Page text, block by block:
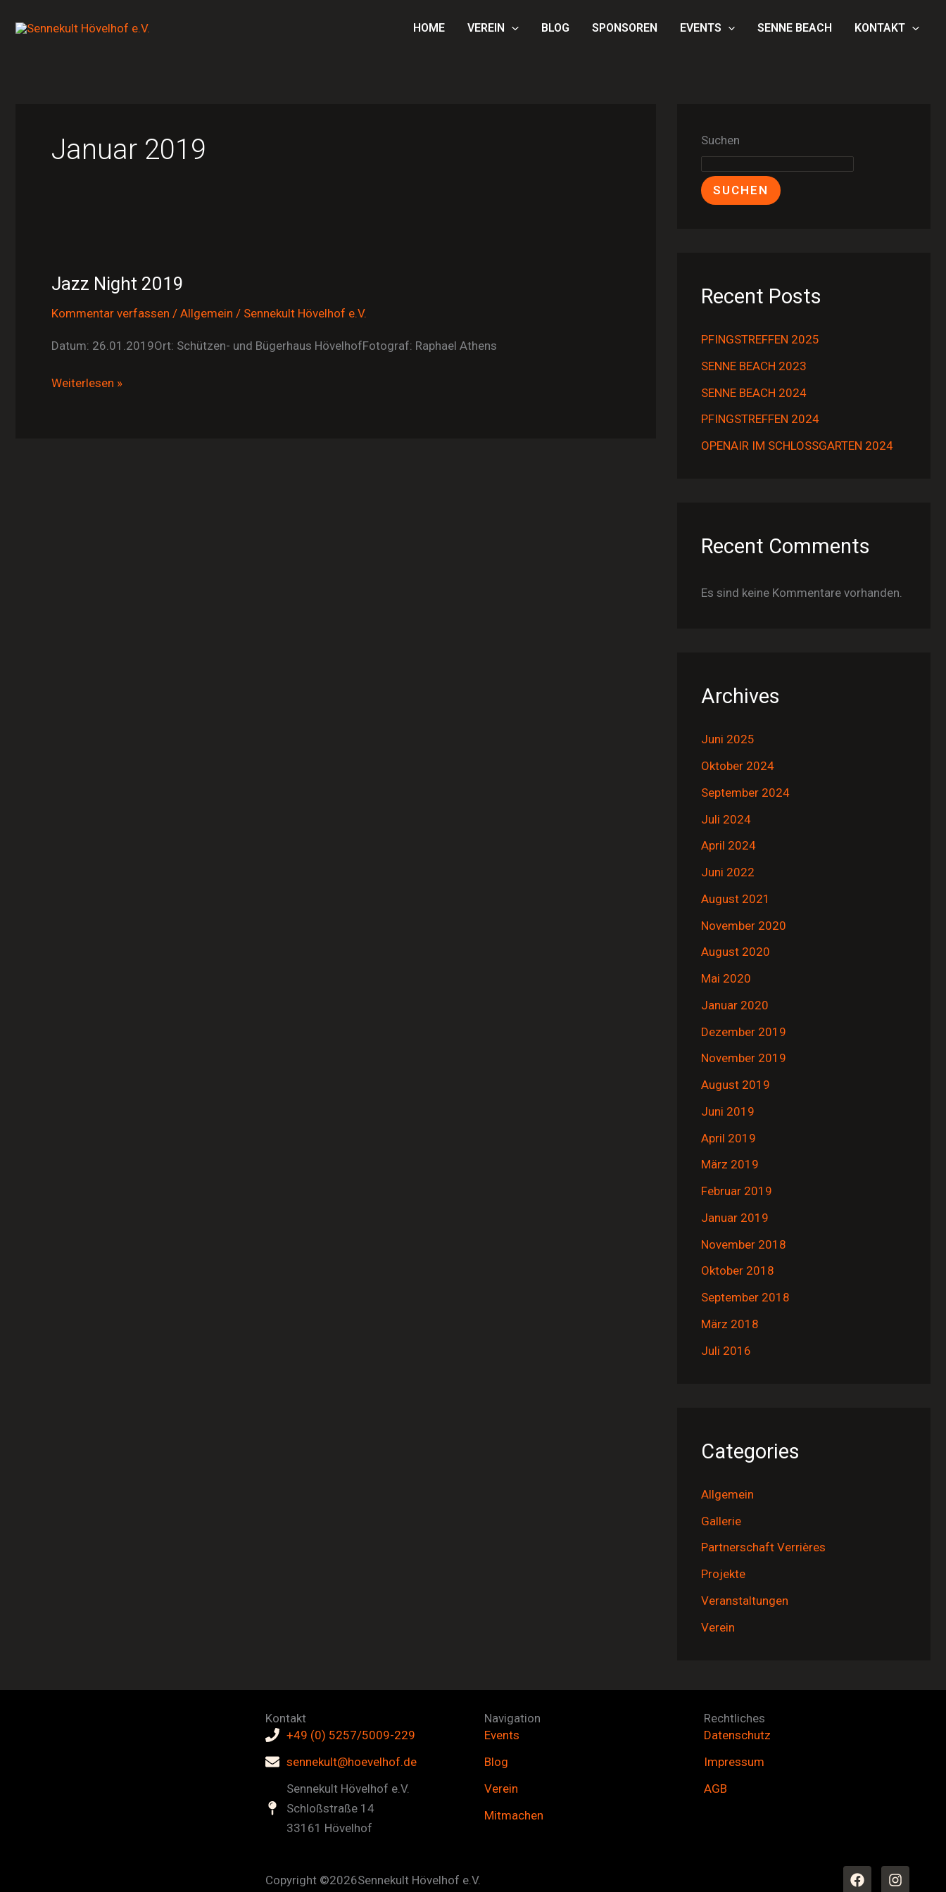
Inhalt
HOME VEREIN BLOG SPONSOREN EVENTS SENNE BEACH KONTAKT
Januar 2019
Jazz Night 2019
Kommentar verfassen / Allgemein / Sennekult Hövelhof e.V.
Datum: 26.01.2019Ort: Schützen- und Bügerhaus HövelhofFotograf: Raphael Athens
2019
Weiterlesen »
Suchen
SUCHEN
Recent Posts
PFINGSTREFFEN 2025
SENNE BEACH 2023
SENNE BEACH 2024
PFINGSTREFFEN 2024
OPENAIR IM SCHLOSSGARTEN 2024
Recent Comments
Es sind keine Kommentare vorhanden.
Archives
Juni 2025
Oktober 2024
September 2024
Juli 2024
April 2024
Juni 2022
August 2021
November 2020
August 2020
Mai 2020
Januar 2020
Dezember 2019
November 2019
August 2019
Juni 2019
April 2019
März 2019
Februar 2019
Januar 2019
November 2018
Oktober 2018
September 2018
März 2018
Juli 2016
Categories
Allgemein
Gallerie
Partnerschaft Verrières
Projekte
Veranstaltungen
Verein
Kontakt
+49 (0) 5257/5009-229
sennekult@hoevelhof.de
Sennekult Hövelhof e.V.
Schloßstraße 14
33161 Hövelhof
Navigation
Events
Blog
Verein
Mitmachen
Rechtliches
Datenschutz
Impressum
AGB
Copyright ©2026Sennekult Hövelhof e.V.
F
a
I
n